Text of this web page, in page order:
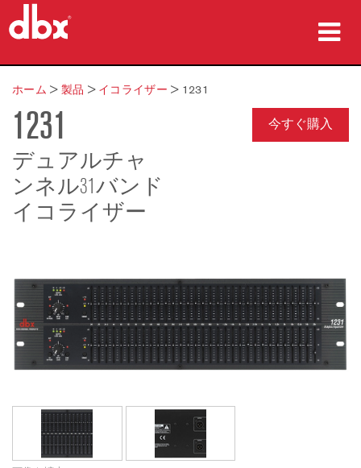
製品
導入事例
購入先
トレーニング
言語/地域
ホーム > 製品 > イコライザー > 1231
1231
デュアルチャ
ンネル31バンド
イコライザー
今すぐ購入